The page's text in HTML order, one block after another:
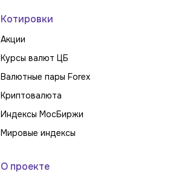
Котировки
Акции
Курсы валют ЦБ
Валютные пары Forex
Криптовалюта
Индексы МосБиржи
Мировые индексы
О проекте